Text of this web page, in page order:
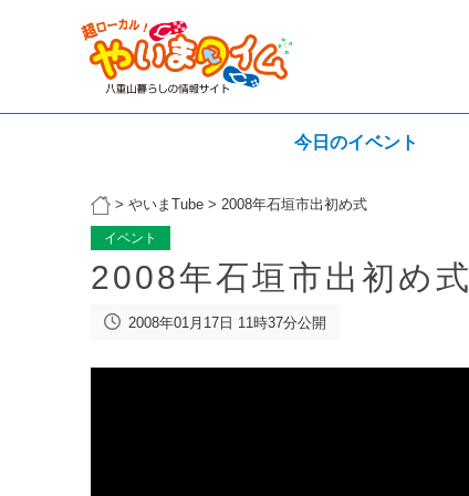
今日のイベント
> やいまTube > 2008年石垣市出初め式
イベント
2008年石垣市出初め式
2008年01月17日 11時37分公開